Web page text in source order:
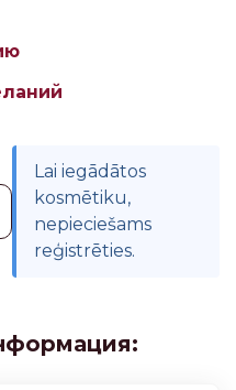
Lai iegādātos
kosmētiku,
nepieciešams
reģistrēties.